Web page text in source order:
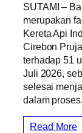
SUTAMI –
merupakan
Kereta Api
Cirebon
terhadap 51
Juli 2026,
selesai
dalam
Read More